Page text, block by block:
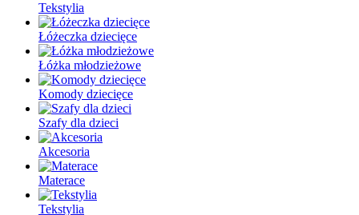
Tekstylia
Łóżeczka dziecięce
Łóżka młodzieżowe
Komody dziecięce
Szafy dla dzieci
Akcesoria
Materace
Tekstylia